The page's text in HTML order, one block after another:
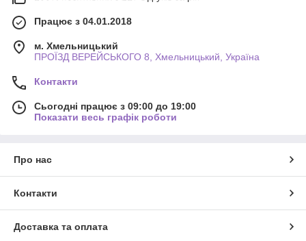
Працює з 04.01.2018
м. Хмельницький
ПРОЇЗД ВЕРЕЙСЬКОГО 8, Хмельницький, Україна
Контакти
Сьогодні працює з 09:00 до 19:00
Показати весь графік роботи
Про нас
Контакти
Доставка та оплата